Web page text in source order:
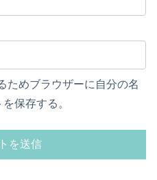
ためブラウザーに自分の名
保存する。